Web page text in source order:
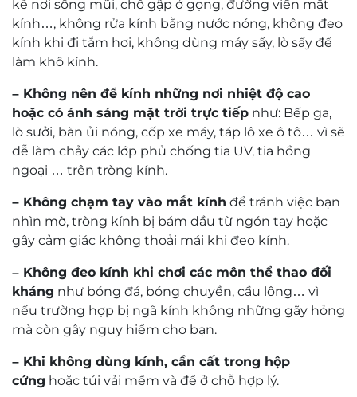
Mr. Nguyễn Trọng Nghĩa